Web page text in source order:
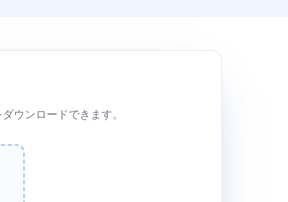
ウンロードできます。